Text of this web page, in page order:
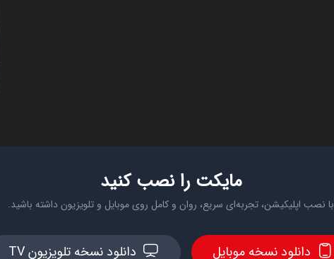
مایکت را نصب کنید
با نصب اپلیکیشن، تجربه‌ای سریع، روان و کامل روی موبایل و تلویزیون داشته باشید.
دانلود نسخه موبایل دانلود نسخه تلویزیون TV